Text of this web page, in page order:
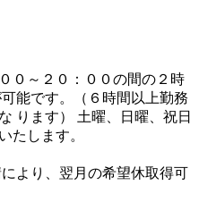
０～２０：００の間の２時
能です。（６時間以上勤務
ります） 土曜、日曜、祝日
たします。
より、翌月の希望休取得可